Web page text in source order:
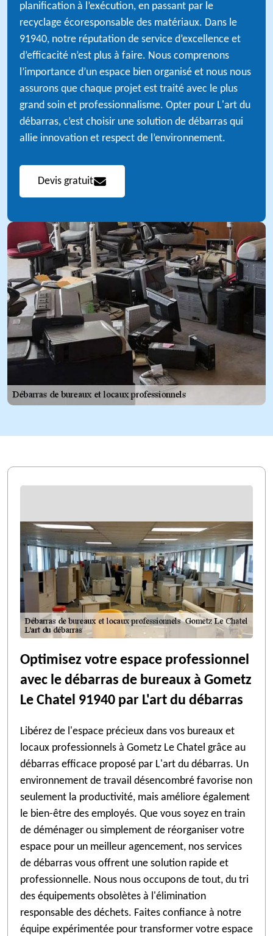
planification à l’exécution, en passant par le
recyclage écoresponsable des matériaux. Dans le
91940, notre réputation de service d’excellence et
d’efficacité n’est plus à faire. Nous comprenons
l’importance d’un espace bien organisé et nous nous
assurons que chaque projet est traité avec le plus
grand soin et professionnalisme. Opter pour L'art du
débarras, c’est choisir une solution de débarras qui
allie innovation et respect de l’environnement.
Devis gratuit
Optimisez votre espace professionnel
avec le débarras de bureaux à Gometz
Le Chatel 91940 par L'art du débarras
Libérez de l'espace précieux dans vos bureaux et
locaux professionnels à Gometz Le Chatel grâce au
débarras efficace proposé par L'art du débarras. Un
environnement de travail désencombré favorise non
seulement la productivité, mais améliore également
le bien-être des employés. Que vous soyez en train
de déménager ou simplement de réorganiser votre
espace pour un meilleur agencement, nos services
de débarras vous offrent une solution rapide et
professionnelle. Nous nous occupons de tout, du tri
des équipements obsolètes à l'élimination
responsable des déchets. Faites confiance à notre
équipe expérimentée pour transformer votre espace